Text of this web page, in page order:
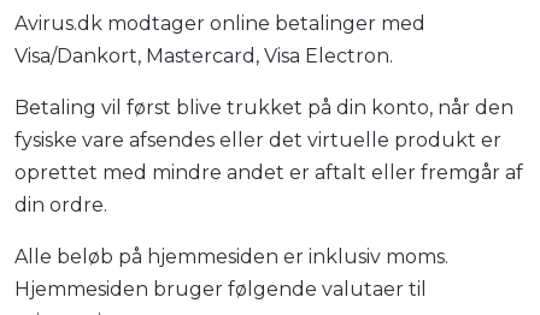
Avirus.dk modtager online betalinger med
Visa/Dankort, Mastercard, Visa Electron.
Betaling vil først blive trukket på din konto, når den
fysiske vare afsendes eller det virtuelle produkt er
oprettet med mindre andet er aftalt eller fremgår af
din ordre.
Alle beløb på hjemmesiden er inklusiv moms.
Hjemmesiden bruger følgende valutaer til